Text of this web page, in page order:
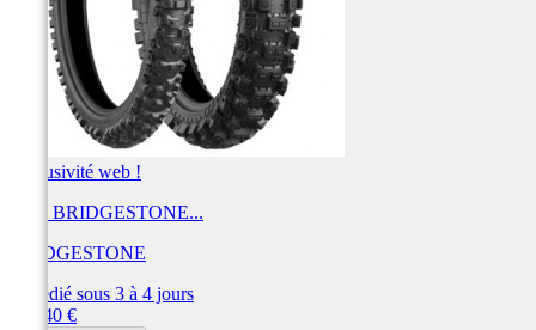
Exclusivité web !
Pneu BRIDGESTONE...
BRIDGESTONE
Expédié sous 3 à 4 jours
170,40 €